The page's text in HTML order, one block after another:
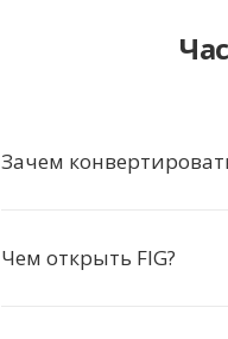
Зачем
Чем открыть FIG?